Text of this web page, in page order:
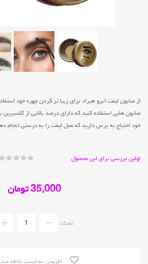
از صابون لیفت ابرو هیراد برای زیبا تر کردن چهره خود
صابون هایی استفاده کنید که دارای درصد بالایی از گلسیرین
خود احتیاج به برس دارید که عمل لیفت را به درستی انجام
اولین بررسی برای این محصول
35,000 تومان
تعداد:
افزودن به لیست علاقه